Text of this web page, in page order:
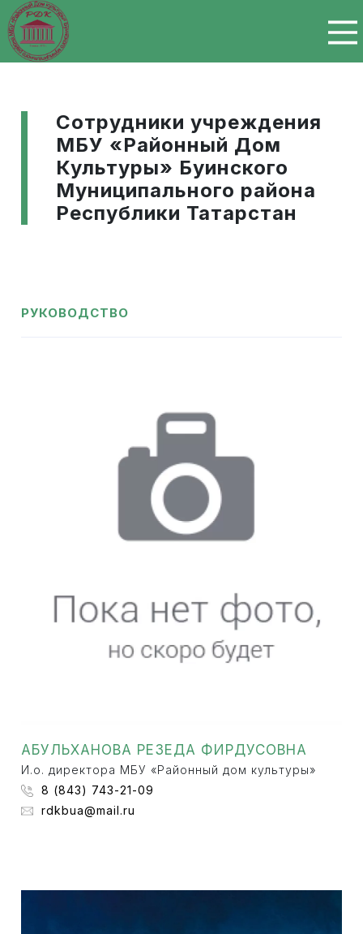
Перейти к основному содержанию
Сотрудники учреждения
МБУ «Районный Дом
Культуры» Буинского
Муниципального района
Республики Татарстан
РУКОВОДСТВО
АБУЛЬХАНОВА РЕЗЕДА ФИРДУСОВНА
И.о. директора МБУ «Районный дом культуры»
8 (843) 743-21-09
rdkbua@mail.ru